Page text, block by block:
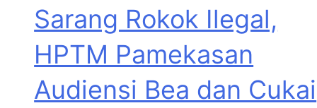
Sarang Rokok Ilegal,
HPTM Pamekasan
Audiensi Bea dan Cukai